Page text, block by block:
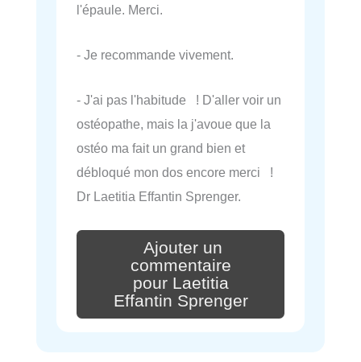
l'épaule. Merci.
- Je recommande vivement.
- J'ai pas l'habitude ! D'aller voir un
ostéopathe, mais la j'avoue que la
ostéo ma fait un grand bien et
débloqué mon dos encore merci !
Dr Laetitia Effantin Sprenger.
Ajouter un
commentaire
pour Laetitia
Effantin Sprenger